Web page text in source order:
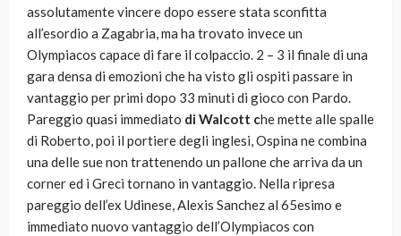
assolutamente vincere dopo essere stata sconfitta
all’esordio a Zagabria, ma ha trovato invece un
Olympiacos capace di fare il colpaccio. 2 – 3 il finale di una
gara densa di emozioni che ha visto gli ospiti passare in
vantaggio per primi dopo 33 minuti di gioco con Pardo.
Pareggio quasi immediato di Walcott che mette alle spalle
di Roberto, poi il portiere degli inglesi, Ospina ne combina
una delle sue non trattenendo un pallone che arriva da un
corner ed i Greci tornano in vantaggio. Nella ripresa
pareggio dell’ex Udinese, Alexis Sanchez al 65esimo e
immediato nuovo vantaggio dell’Olympiacos con